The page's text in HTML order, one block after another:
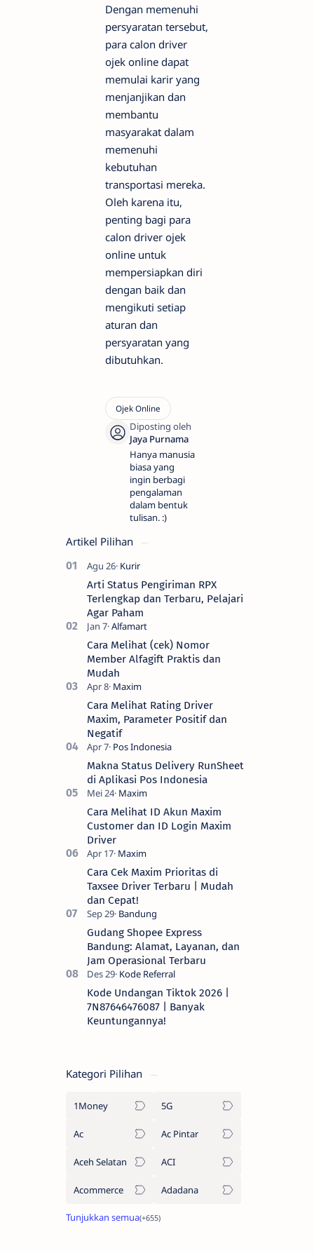
Dengan memenuhi
persyaratan tersebut,
para calon driver
ojek online dapat
memulai karir yang
menjanjikan dan
membantu
masyarakat dalam
memenuhi
kebutuhan
transportasi mereka.
Oleh karena itu,
penting bagi para
calon driver ojek
online untuk
mempersiapkan diri
dengan baik dan
mengikuti setiap
aturan dan
persyaratan yang
dibutuhkan.
Hanya manusia
biasa yang
ingin berbagi
pengalaman
dalam bentuk
tulisan. :)
Artikel Pilihan
Arti Status Pengiriman RPX
Terlengkap dan Terbaru, Pelajari
Agar Paham
Cara Melihat (cek) Nomor
Member Alfagift Praktis dan
Mudah
Cara Melihat Rating Driver
Maxim, Parameter Positif dan
Negatif
Makna Status Delivery RunSheet
di Aplikasi Pos Indonesia
Cara Melihat ID Akun Maxim
Customer dan ID Login Maxim
Driver
Cara Cek Maxim Prioritas di
Taxsee Driver Terbaru | Mudah
dan Cepat!
Gudang Shopee Express
Bandung: Alamat, Layanan, dan
Jam Operasional Terbaru
Kode Undangan Tiktok 2026 |
7N87646476087 | Banyak
Keuntungannya!
Kategori Pilihan
1Money 5G
Ac Ac Pintar
Aceh Selatan ACI
Acommerce Adadana